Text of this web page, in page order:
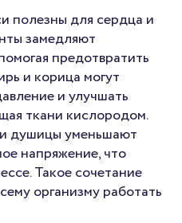
полезны для сердца и
замедляют
предотвратить
и корица могут
и улучшать
ткани кислородом.
душицы уменьшают
напряжение, что
Такое сочетание
организму работать